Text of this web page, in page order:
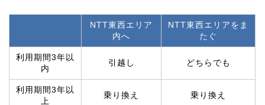
NTT東西エリア
内へ
NTT東西エリアをま
たぐ
利用期間3年以
内
引越し どちらでも
利用期間3年以
上
乗り換え 乗り換え